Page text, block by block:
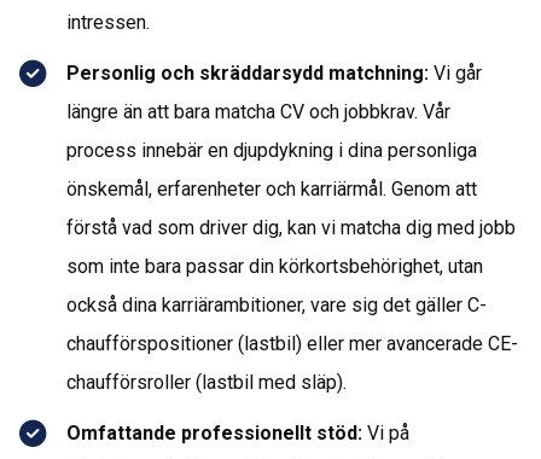
intressen.
Personlig och skräddarsydd matchning: Vi går
längre än att bara matcha CV och jobbkrav. Vår
process innebär en djupdykning i dina personliga
önskemål, erfarenheter och karriärmål. Genom att
förstå vad som driver dig, kan vi matcha dig med jobb
som inte bara passar din körkortsbehörighet, utan
också dina karriärambitioner, vare sig det gäller C-
chaufförspositioner (lastbil) eller mer avancerade CE-
chaufförsroller (lastbil med släp).
Omfattande professionellt stöd: Vi på